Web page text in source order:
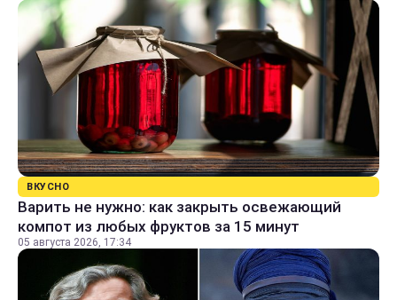
ВКУСНО
Варить не нужно: как закрыть освежающий
компот из любых фруктов за 15 минут
05 августа 2026, 17:34